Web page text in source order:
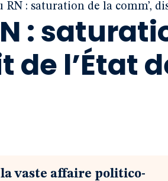
: saturation de la comm’,
:
de l’État
vaste affaire politico-